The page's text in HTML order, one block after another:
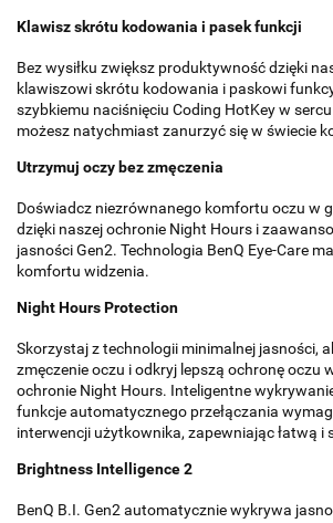
Klawisz skrótu kodowania i pasek funkcji
Bez wysiłku zwiększ produktywność dzięki
klawiszowi skrótu kodowania i paskowi
szybkiemu naciśnięciu Coding HotKey w
możesz natychmiast zanurzyć się w świecie
Utrzymuj oczy bez zmęczenia
Doświadcz niezrównanego komfortu oczu w
dzięki naszej ochronie Night Hours i
jasności Gen2. Technologia BenQ Eye-Care
komfortu widzenia.
Night Hours Protection
Skorzystaj z technologii minimalnej jasności,
zmęczenie oczu i odkryj lepszą ochronę oczu
ochronie Night Hours. Inteligentne
funkcje automatycznego przełączania
interwencji użytkownika, zapewniając łatwą i
Brightness Intelligence 2
BenQ B.I. Gen2 automatycznie wykrywa